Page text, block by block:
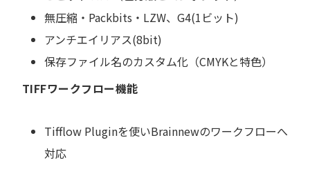
無圧縮・Packbits・LZW、G4(1ビット)
アンチエイリアス(8bit)
保存ファイル名のカスタム化（CMYKと特色）
TIFFワークフロー機能
Tifflow Pluginを使いBrainnewのワークフローへ
対応